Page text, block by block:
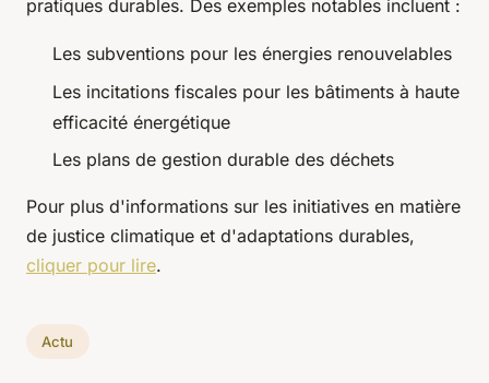
pratiques durables. Des exemples notables incluent :
Les subventions pour les énergies renouvelables
Les incitations fiscales pour les bâtiments à haute
efficacité énergétique
Les plans de gestion durable des déchets
Pour plus d'informations sur les initiatives en matière
de justice climatique et d'adaptations durables,
cliquer pour lire.
Actu